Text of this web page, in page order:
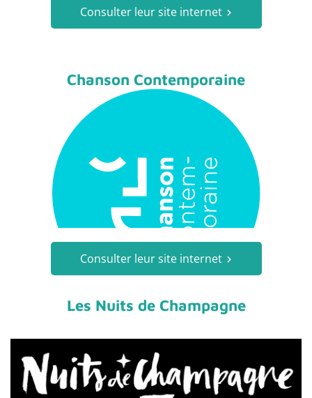
Consulter leur site internet
Chanson Contemporaine
Consulter leur site internet
Les Nuits de Champagne